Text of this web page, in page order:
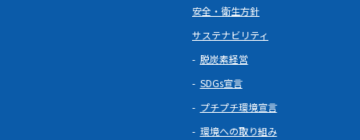
安全・衛生方針
サステナビリティ
脱炭素経営
SDGs宣言
プチプチ環境宣言
環境への取り組み